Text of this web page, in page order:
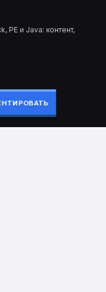
PE и Java: контент,